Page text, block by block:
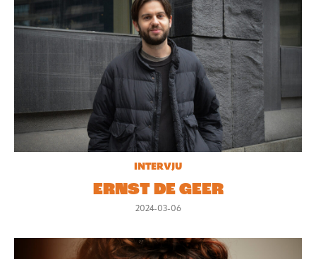
INTERVJU
ERNST DE GEER
2024-03-06